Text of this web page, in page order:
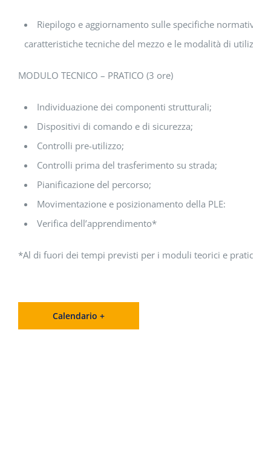
Riepilogo e aggiornamento sulle specifiche normative
caratteristiche tecniche del mezzo e le modalità di utilizzo
MODULO TECNICO – PRATICO (3 ore)
Individuazione dei componenti strutturali;
Dispositivi di comando e di sicurezza;
Controlli pre-utilizzo;
Controlli prima del trasferimento su strada;
Pianificazione del percorso;
Movimentazione e posizionamento della PLE:
Verifica dell’apprendimento*
*Al di fuori dei tempi previsti per i moduli teorici e pratici.
Calendario +